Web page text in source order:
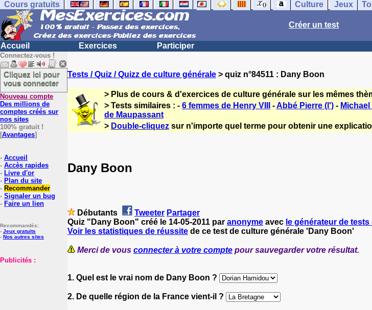
Cours gratuits Culture Jeux
Créer un test
Accueil Exercices Participer
Connectez-vous !
Cliquez ici pour
vous connecter
Nouveau compte
Des millions de
comptes créés sur
nos sites
100% gratuit !
[Avantages]
- Accueil
- Accès rapides
- Livre d'or
- Plan du site
- Recommander
- Signaler un bug
- Faire un lien
Recommandés:
- Jeux gratuits
- Nos autres sites
Publicités :
Tests / Quiz / Quizz de culture générale > quiz n°84511 : Dany Boon
> Plus de cours & d'exercices de culture générale sur les mêmes
> Tests similaires : - 6 femmes de Henry VIII -Abbé Pierre (l') -
de Maupassant
> Double-cliquez sur n'importe quel terme pour obtenir une
Dany Boon
Débutants Tweeter Partager
Quiz "Dany Boon" créé le 14-05-2011 par anonyme avec le générateur de
Voir les statistiques de réussite de ce test de culture générale 'Dany Boon'
Merci de vous connecter à votre compte pour sauvegarder votre résultat.
1. Quel est le vrai nom de Dany Boon ?
2. De quelle région de la France vient-il ?